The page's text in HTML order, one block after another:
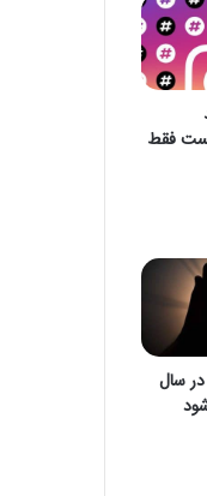
فقط
سال